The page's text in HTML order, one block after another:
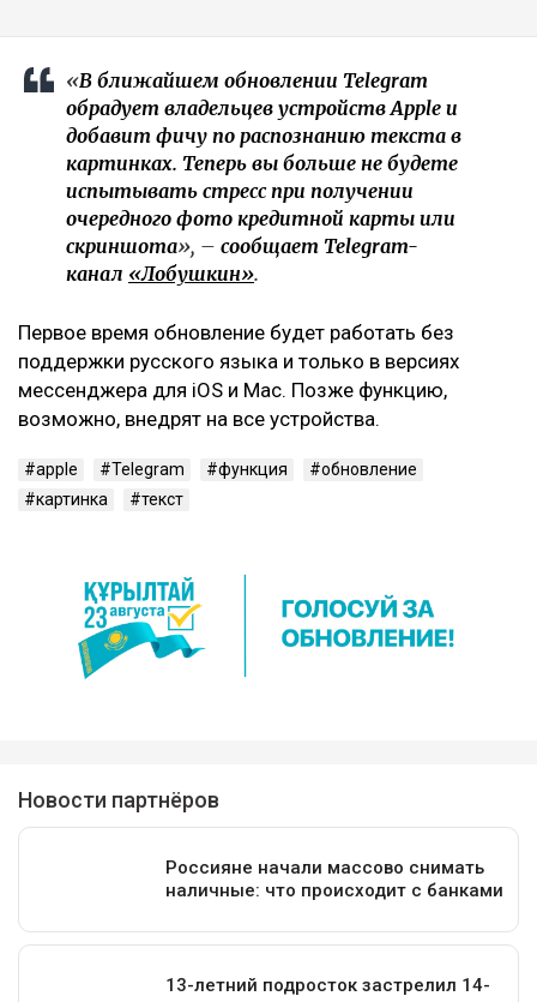
«В ближайшем обновлении Telegram
обрадует владельцев устройств Apple и
добавит фичу по распознанию текста в
картинках. Теперь вы больше не будете
испытывать стресс при получении
очередного фото кредитной карты или
скриншота», – сообщает Telegram-
канал «Лобушкин».
Первое время обновление будет работать без
поддержки русского языка и только в версиях
мессенджера для iOS и Mac. Позже функцию,
возможно, внедрят на все устройства.
apple Telegram функция
обновление
картинка
текст